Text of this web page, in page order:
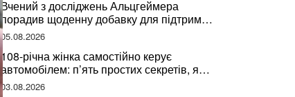
Вчений з досліджень Альцгеймера
порадив щоденну добавку для підтримки
мозкової діяльності
05.08.2026
108-річна жінка самостійно керує
автомобілем: п’ять простих секретів, які
допомогли їй дожити до століття
03.08.2026